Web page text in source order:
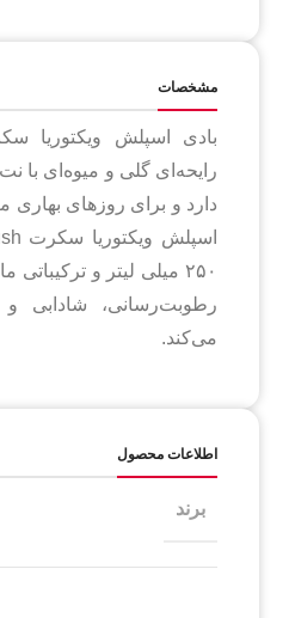
مشخصات
رایحه‌ای گلی و میوه‌ای با
دارد و برای روزهای
۲۵۰ میلی لیتر و ترکیباتی
رطوبت‌رسانی،
می‌کند.
اطلاعات محصول
برند